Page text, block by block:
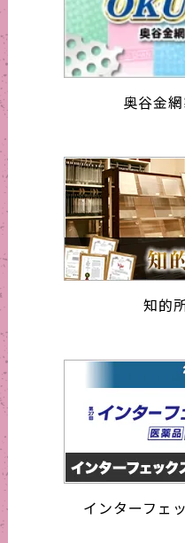
奥谷金
知的
インターフェ